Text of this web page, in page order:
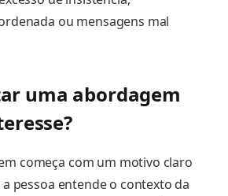
ou mensagens mal
uma abordagem
começa com um motivo claro
pessoa entende o contexto da